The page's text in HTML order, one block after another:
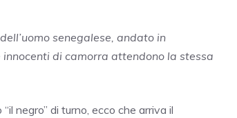
senegalese, andato in
di camorra attendono la stessa
negro” di turno, ecco che arriva il